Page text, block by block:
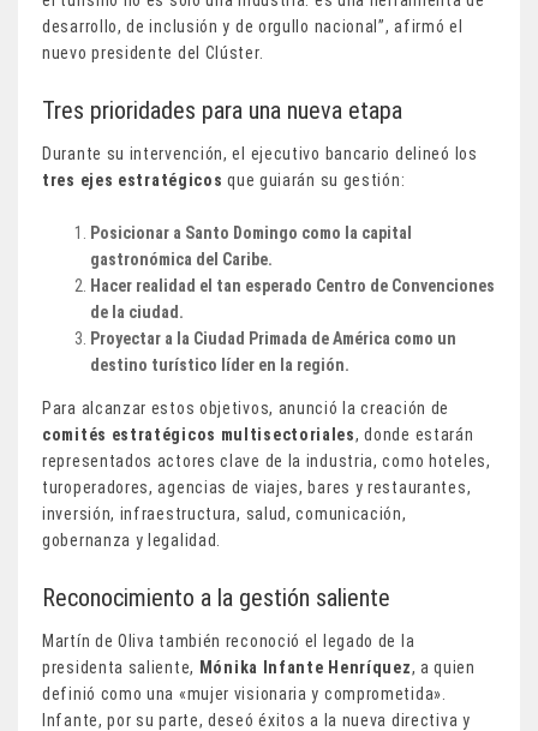
desarrollo, de inclusión y de orgullo nacional”, afirmó el
nuevo presidente del Clúster.
Tres prioridades para una nueva etapa
Durante su intervención, el ejecutivo bancario delineó los
tres ejes estratégicos que guiarán su gestión:
Posicionar a Santo Domingo como la capital
gastronómica del Caribe.
Hacer realidad el tan esperado Centro de Convenciones
de la ciudad.
Proyectar a la Ciudad Primada de América como un
destino turístico líder en la región.
Para alcanzar estos objetivos, anunció la creación de
comités estratégicos multisectoriales, donde estarán
representados actores clave de la industria, como hoteles,
turoperadores, agencias de viajes, bares y restaurantes,
inversión, infraestructura, salud, comunicación,
gobernanza y legalidad.
Reconocimiento a la gestión saliente
Martín de Oliva también reconoció el legado de la
presidenta saliente, Mónika Infante Henríquez, a quien
definió como una «mujer visionaria y comprometida».
Infante, por su parte, deseó éxitos a la nueva directiva y